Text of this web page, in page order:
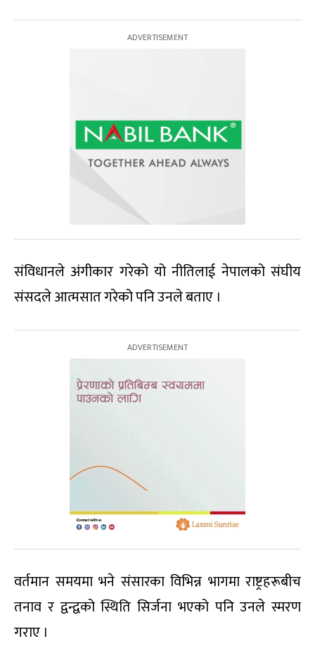
संविधानले अंगीकार गरेको यो नीतिलाई नेपालको संघीय
संसदले आत्मसात गरेको पनि उनले बताए ।
वर्तमान समयमा भने संसारका विभिन्न भागमा राष्ट्रहरूबीच
तनाव र द्वन्द्वको स्थिति सिर्जना भएको पनि उनले स्मरण
गराए ।